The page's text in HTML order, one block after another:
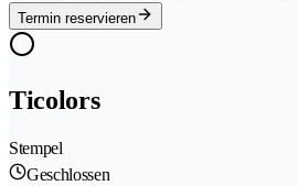
Termin reservieren
Ticolors
Stempel
Geschlossen